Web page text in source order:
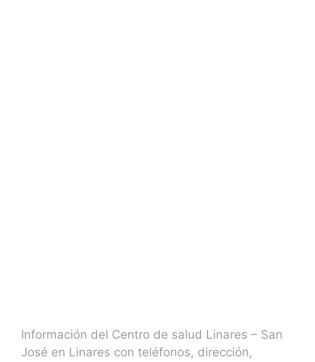
Información del Centro de salud Linares – San
José en Linares con teléfonos, dirección,